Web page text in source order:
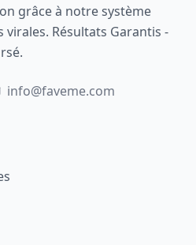
grâce à notre système
Résultats Garantis -
info@faveme.com